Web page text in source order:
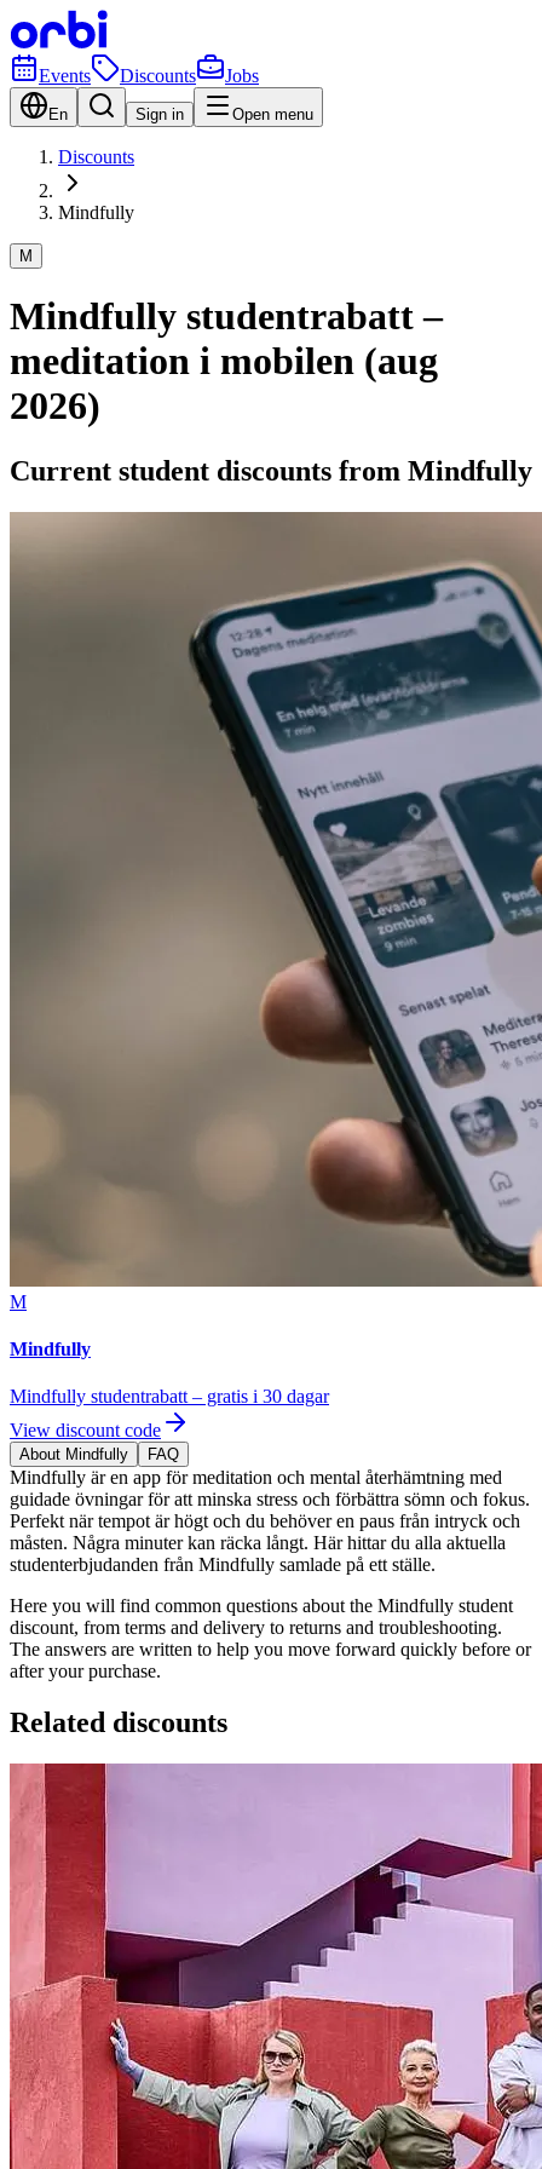
Events Discounts Jobs
En Sign in Open menu
Discounts
Mindfully
M
Mindfully studentrabatt –
meditation i mobilen (aug
2026)
Current student discounts from Mindfully
M
Mindfully
Mindfully studentrabatt – gratis i 30 dagar
View discount code
About Mindfully FAQ
Mindfully är en app för meditation och mental återhämtning med
guidade övningar för att minska stress och förbättra sömn och fokus.
Perfekt när tempot är högt och du behöver en paus från intryck och
måsten. Några minuter kan räcka långt. Här hittar du alla aktuella
studenterbjudanden från Mindfully samlade på ett ställe.
Here you will find common questions about the Mindfully student
discount, from terms and delivery to returns and troubleshooting.
The answers are written to help you move forward quickly before or
after your purchase.
Related discounts